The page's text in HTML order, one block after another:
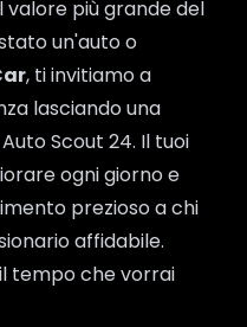
più grande del
un'auto o
, ti invitiamo a
lasciando una
Scout 24. Il tuoi
ogni giorno e
prezioso a chi
affidabile.
tempo che vorrai